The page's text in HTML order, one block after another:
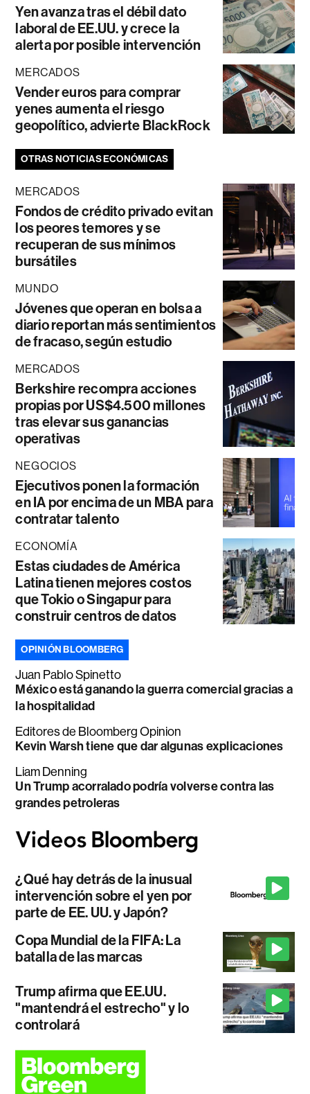
Yen avanza tras el débil dato
laboral de EE.UU. y crece la
alerta por posible intervención
MERCADOS
Vender euros para comprar
yenes aumenta el riesgo
geopolítico, advierte BlackRock
OTRAS NOTICIAS ECONÓMICAS
MERCADOS
Fondos de crédito privado evitan
los peores temores y se
recuperan de sus mínimos
bursátiles
MUNDO
Jóvenes que operan en bolsa a
diario reportan más sentimientos
de fracaso, según estudio
MERCADOS
Berkshire recompra acciones
propias por US$4.500 millones
tras elevar sus ganancias
operativas
NEGOCIOS
Ejecutivos ponen la formación
en IA por encima de un MBA para
contratar talento
ECONOMÍA
Estas ciudades de América
Latina tienen mejores costos
que Tokio o Singapur para
construir centros de datos
OPINIÓN BLOOMBERG
Juan Pablo Spinetto
México está ganando la guerra comercial gracias a
la hospitalidad
Editores de Bloomberg Opinion
Kevin Warsh tiene que dar algunas explicaciones
Liam Denning
Un Trump acorralado podría volverse contra las
grandes petroleras
¿Qué hay detrás de la inusual
intervención sobre el yen por
parte de EE. UU. y Japón?
Copa Mundial de la FIFA: La
batalla de las marcas
Trump afirma que EE.UU.
"mantendrá el estrecho" y lo
controlará